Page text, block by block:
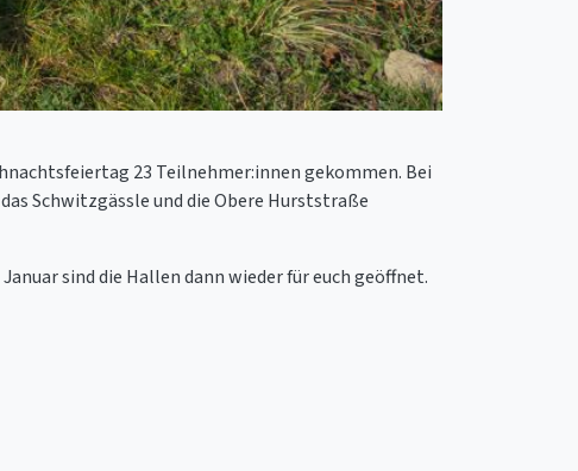
23 Teilnehmer:innen gekommen. Bei
Schwitzgässle und die Obere Hurststraße
sind die Hallen dann wieder für euch geöffnet.